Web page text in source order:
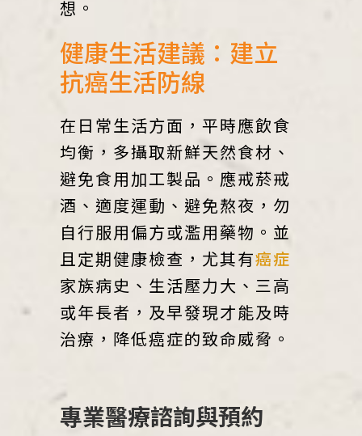
想。
健康生活建議：建立
抗癌生活防線
在日常生活方面，平時應飲食
均衡，多攝取新鮮天然食材、
避免食用加工製品。應戒菸戒
酒、適度運動、避免熬夜，勿
自行服用偏方或濫用藥物。並
且定期健康檢查，尤其有癌症
家族病史、生活壓力大、三高
或年長者，及早發現才能及時
治療，降低癌症的致命威脅。
專業醫療諮詢與預約